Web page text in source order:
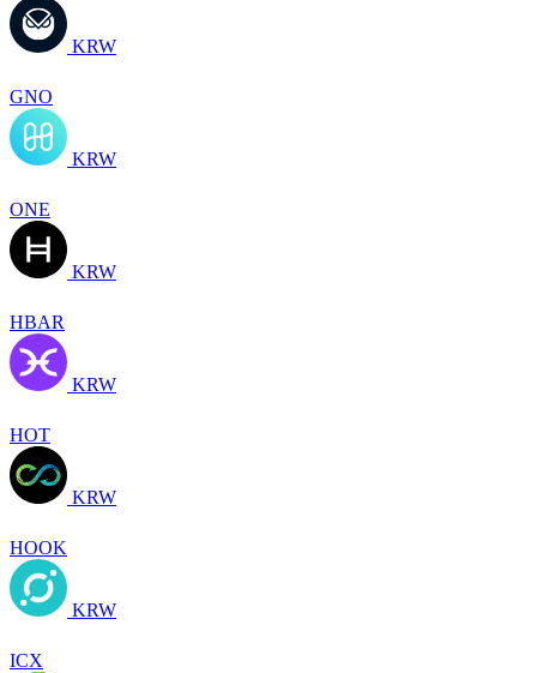
KRW
GNO
KRW
ONE
KRW
HBAR
KRW
HOT
KRW
HOOK
KRW
ICX